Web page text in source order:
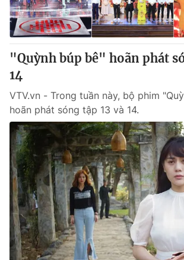
Sản phẩm
Thị trường
Tư vấn
Lịch phát sóng
Chuyên mục khác
Emagazine Podcast
Photo
Video Shorts
VTV Money VTV Thể
VTV Sức khoẻ Bất động
"Quỳnh búp bê" hoãn phát
14
VTV.vn - Trong tuần này, bộ phim
hoãn phát sóng tập 13 và 14.